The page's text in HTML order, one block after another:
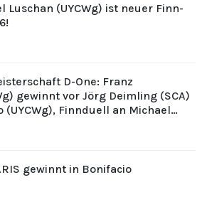
Luschan (UYCWg) ist neuer Finn-
D-One: Franz
gewinnt vor Jörg Deimling (SCA)
(UYCWg), Finnduell an Michael
gewinnt in Bonifacio